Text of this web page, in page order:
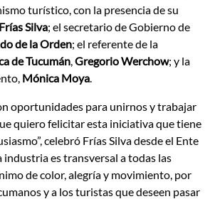
turístico, con la presencia de su
Silva; el secretario de Gobierno de
de la Orden; el referente de la
de Tucumán,Gregorio Werchow; y la
Mónica Moya.
oportunidades para unirnos y trabajar
quiero felicitar esta iniciativa que tiene
celebró Frías Silva desde el Ente
industria es transversal a todas las
de color, alegría y movimiento, por
y a los turistas que deseen pasar